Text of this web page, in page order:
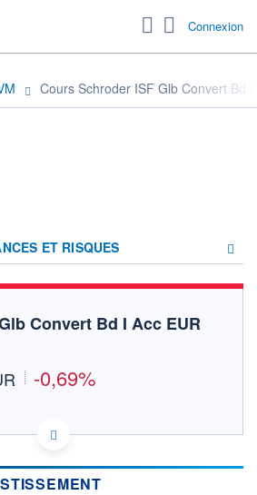
Connexion
Cours Schroder ISF Glb Convert Bd I
ET RISQUES
FORUM
Convert Bd I Acc EUR
-0,69%
Investment Management
CONNU AU 06/08/2026